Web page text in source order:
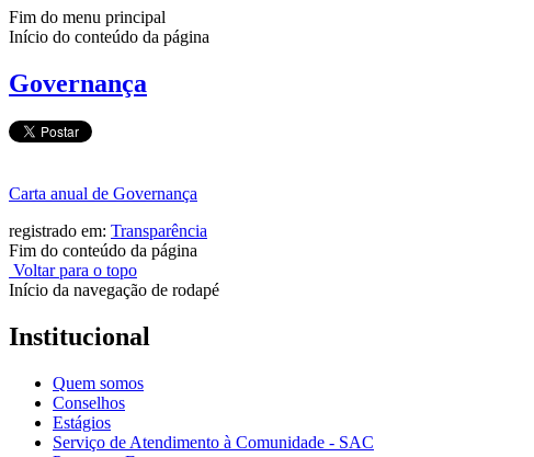
Fim do menu principal
Início do conteúdo da página
Governança
Carta anual de Governança
registrado em: Transparência
Fim do conteúdo da página
Voltar para o topo
Início da navegação de rodapé
Institucional
Quem somos
Conselhos
Estágios
Serviço de Atendimento à Comunidade - SAC